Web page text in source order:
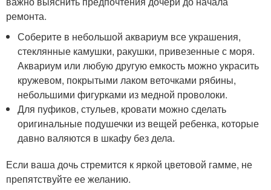
ремонта.
Соберите в небольшой аквариум все украшения,
стеклянные камушки, ракушки, привезенные с моря.
Аквариум или любую другую емкость можно украсить
кружевом, покрытыми лаком веточками рябины,
небольшими фигурками из медной проволоки.
Для пуфиков, стульев, кровати можно сделать
оригинальные подушечки из вещей ребенка, которые
давно валяются в шкафу без дела.
Если ваша дочь стремится к яркой цветовой гамме, не
препятствуйте ее желанию.